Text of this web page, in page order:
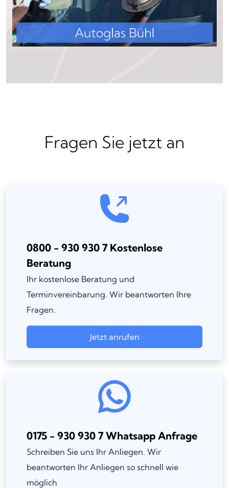
Fragen Sie jetzt an
0800 - 930 930 7 Kostenlose
Beratung
Ihr kostenlose Beratung und
Terminvereinbarung. Wir beantworten Ihre
Fragen.
Jetzt anrufen
0175 - 930 930 7 Whatsapp Anfrage
Schreiben Sie uns Ihr Anliegen. Wir
beantworten Ihr Anliegen so schnell wie
möglich